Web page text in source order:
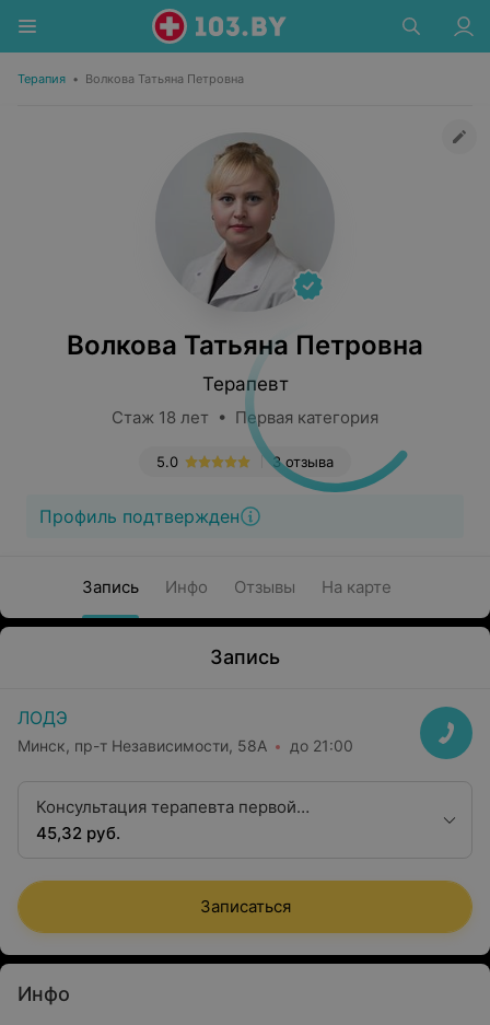
Терапия • Волкова Татьяна Петровна
Волкова Татьяна Петровна
Терапевт
Стаж 18 лет • Первая категория
3 отзыва
5.0
Профиль подтвержден
Запись Инфо Отзывы На карте
Запись
ЛОДЭ
Минск, пр-т Независимости, 58А до 21:00
Консультация терапевта первой
квалификационной категории
45,32 руб.
Записаться
Инфо